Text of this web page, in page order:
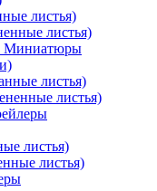
листья)
листья)
Миниатюры
листья)
листья)
листья)
листья)